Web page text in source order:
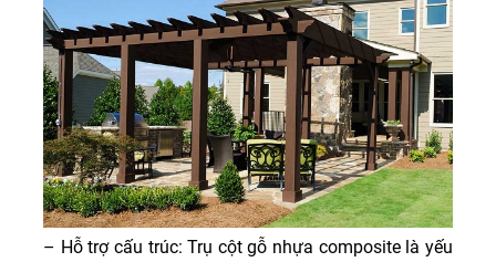
– Hỗ trợ cấu trúc: Trụ cột gỗ nhựa composite là yếu